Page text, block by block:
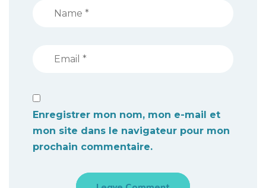
Enregistrer mon nom, mon e-mail et
mon site dans le navigateur pour mon
prochain commentaire.